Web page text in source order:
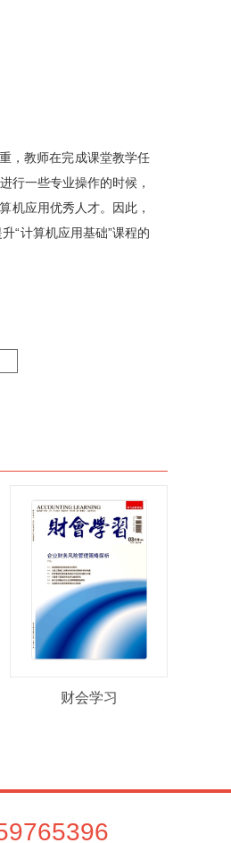
，教师在完成课堂教学任
行一些专业操作的时候，
机应用优秀人才。因此，
“计算机应用基础”课程的
财会学习